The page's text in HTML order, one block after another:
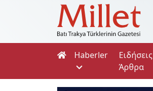
Haberler
Άρθρα